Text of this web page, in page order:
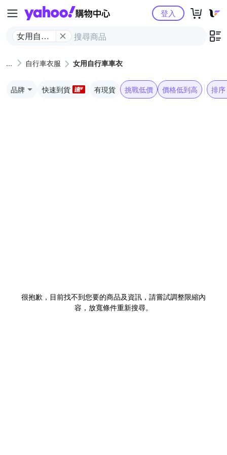
Yahoo購物中心
女用自行
登入
自行車衣服 女用自行車車衣
品牌 快速到貨 有現貨 挑戰低價 價格低到高 排序
很抱歉，目前找不到您要的商品及資訊，請嘗試調整限縮內
容，放寬條件重新搜尋。